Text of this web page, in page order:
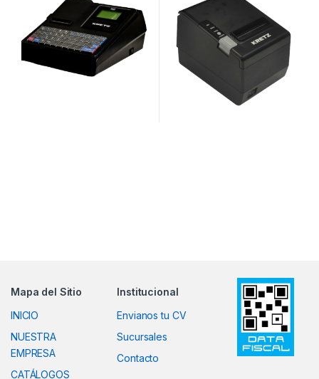
Mapa del Sitio
INICIO
NUESTRA
EMPRESA
CATÁLOGOS
Institucional
Envianos tu CV
Sucursales
Contacto